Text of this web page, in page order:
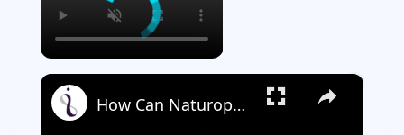
×
How Can Naturopathic Medicine Address Our Mental Health?